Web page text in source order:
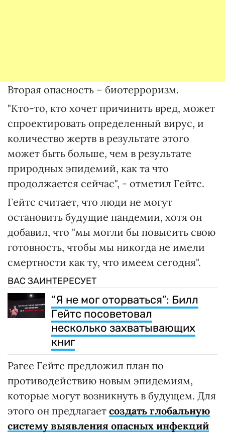
Вторая опасность – биотерроризм.
"Кто-то, кто хочет причинить вред, может
спроектировать определенный вирус, и
количество жертв в результате этого
может быть больше, чем в результате
природных эпидемий, как та что
продолжается сейчас", - отметил Гейтс.
Гейтс считает, что люди не могут
остановить будущие пандемии, хотя он
добавил, что "мы могли бы повысить свою
готовность, чтобы мы никогда не имели
смертности как ту, что имеем сегодня".
ВАС ЗАИНТЕРЕСУЕТ
“Я не мог оторваться”: Билл
Гейтс посоветовал
несколько захватывающих
книг
Рагее Гейтс предложил план по
противодействию новым эпидемиям,
которые могут возникнуть в будущем. Для
этого он предлагает создать глобальную
систему выявления опасных инфекций